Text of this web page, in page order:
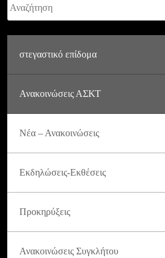
στεγαστικό επίδομα
Ανακοινώσεις ΑΣΚΤ
Νέα – Ανακοινώσεις
Εκδηλώσεις-Εκθέσεις
Προκηρύξεις
Ανακοινώσεις Συγκλήτου